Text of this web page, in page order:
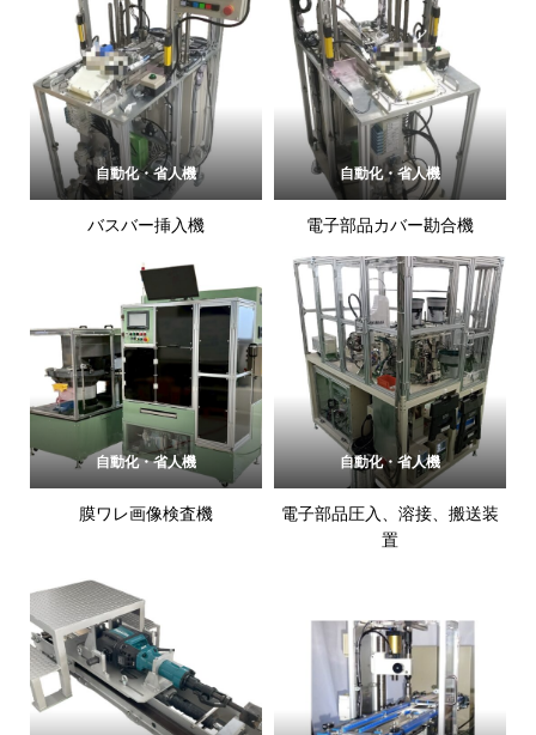
自動化・省人機
バスバー挿入機
自動化・省人機
電子部品カバー勘合機
自動化・省人機
膜ワレ画像検査機
自動化・省人機
電子部品圧入、溶接、搬送装
置